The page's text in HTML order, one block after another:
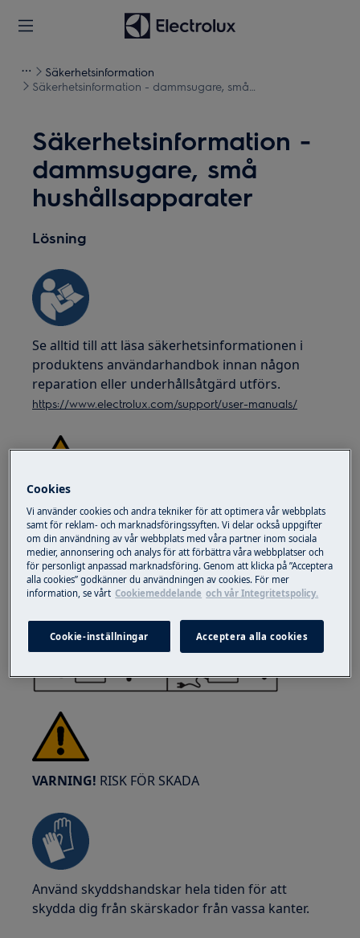
Säkerhetsinformation
Säkerhetsinformation - dammsugare, små
Säkerhetsinformation -
dammsugare, små
hushållsapparater
Lösning
Se alltid till att läsa säkerhetsinformationen i
produktens användarhandbok innan någon
reparation eller underhållsåtgärd utförs.
https://www.electrolux.com/support/user-manuals/
VARNING! RISK FÖR ELEKTRISK STÖT
Innan någon reparation eller underhållsåtgärd,
inaktivera apparaten och koppla ur nätsladden
från vägguttaget.
VARNING! RISK FÖR SKADA
Använd skyddshandskar hela tiden för att
skydda dig från skärskador från vassa kanter.
Cookies
Vi använder cookies och andra tekniker för att optimera vår webbplats
samt för reklam- och marknadsföringssyften. Vi delar också uppgifter
om din användning av vår webbplats med våra partner inom sociala
medier, annonsering och analys för att förbättra våra webbplatser och
för personligt anpassad marknadsföring. Genom att klicka på ”Acceptera
alla cookies” godkänner du användningen av cookies. För mer
information, se vårt Cookiemeddelande och vår Integritetspolicy.
Cookie-inställningar Acceptera alla cookies